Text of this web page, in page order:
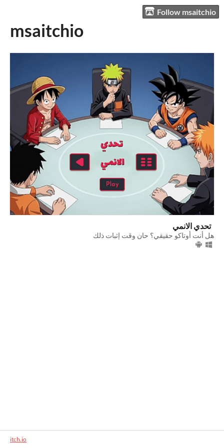
Follow msaitchio
msaitchio
تحدي الانمي
هل أنت أوتاكو حقيقي؟ حان وقت إثبات ذلك
itch.io